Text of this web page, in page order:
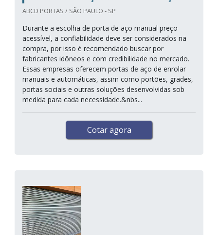
ABCD PORTAS / SÃO PAULO - SP
Durante a escolha de porta de aço manual preço
acessível, a confiabilidade deve ser considerados na
compra, por isso é recomendado buscar por
fabricantes idôneos e com credibilidade no mercado.
Essas empresas oferecem portas de aço de enrolar
manuais e automáticas, assim como portões, grades,
portas sociais e outras soluções desenvolvidas sob
medida para cada necessidade.&nbs...
Cotar agora